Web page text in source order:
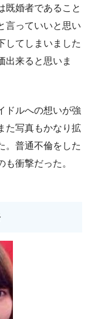
既婚者であること
言っていいと思い
してしまいました
出来ると思いま
ドルへの想いが強
た写真もかなり拡
。普通不倫をした
衝撃だった。